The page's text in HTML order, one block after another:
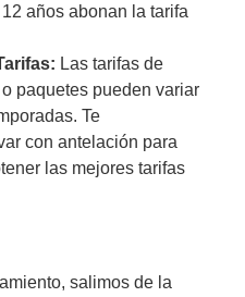
años abonan la tarifa
Las tarifas de
paquetes pueden variar
Te
con antelación para
las mejores tarifas
salimos de la